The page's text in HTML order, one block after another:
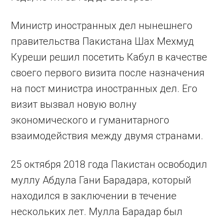
Министр иностранных дел нынешнего
правительства Пакистана Шах Мехмуд
Куреши решил посетить Кабул в качестве
своего первого визита после назначения
на пост министра иностранных дел. Его
визит вызвал новую волну
экономического и гуманитарного
взаимодействия между двумя странами.
25 октября 2018 года Пакистан освободил
муллу Абдула Гани Барадара, который
находился в заключении в течение
нескольких лет. Мулла Барадар был